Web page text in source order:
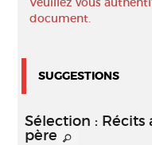
document.
SUGGESTIONS
Sélection :
père